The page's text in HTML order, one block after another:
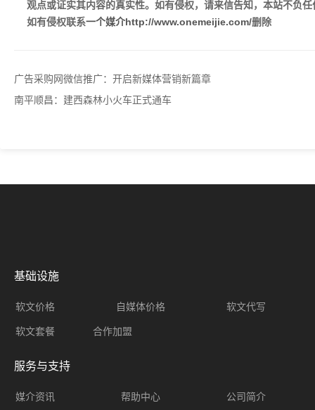
观点或证实其内容的真实性。如有侵权，请来信告知，本站不负
如有侵权联系一个媒介http://www.onemeijie.com/删除
广告采购网微信推广：开启新媒体营销新篇章
南平顺昌：建西森林小火车正式通车
基础设施
软文价格 自媒体价格 软文代写
软文套餐 合作加盟
服务与支持
媒介资讯 帮助中心 公司简介